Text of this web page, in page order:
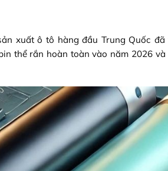
xuất ô tô hàng đầu Trung Quốc
thể rắn hoàn toàn vào năm 2026